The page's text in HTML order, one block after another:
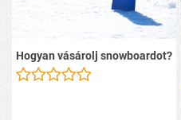
Hogyan vásárolj snowboardot?